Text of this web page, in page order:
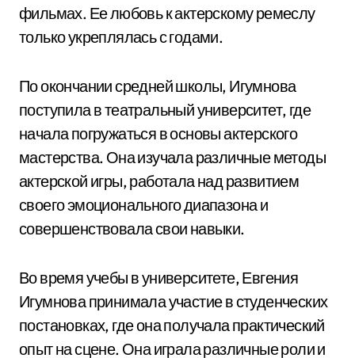
фильмах. Ее любовь к актерскому ремеслу
только укреплялась с годами.
По окончании средней школы, Игумнова
поступила в театральный университет, где
начала погружаться в основы актерского
мастерства. Она изучала различные методы
актерской игры, работала над развитием
своего эмоционального диапазона и
совершенствовала свои навыки.
Во время учебы в университете, Евгения
Игумнова принимала участие в студенческих
постановках, где она получала практический
опыт на сцене. Она играла различные роли и